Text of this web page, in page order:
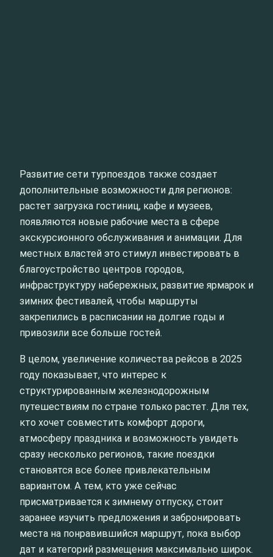
Развитие сети турпоездов также создает
дополнительные возможности для регионов:
растет загрузка гостиниц, кафе и музеев,
появляются новые рабочие места в сфере
экскурсионного обслуживания и анимации. Для
местных властей это стимул инвестировать в
благоустройство центров городов,
инфраструктуру набережных, развитие ярмарок и
зимних фестивалей, чтобы маршруты
закрепились в расписании на долгие годы и
привозили все больше гостей.
В целом, увеличение количества рейсов в 2025
году показывает, что интерес к
структурированным железнодорожным
путешествиям по стране только растет. Для тех,
кто хочет совместить комфорт дороги,
атмосферу праздника и возможность увидеть
сразу несколько регионов, такие поездки
становятся все более привлекательным
вариантом. А тем, кто уже сейчас
присматривается к зимнему отпуску, стоит
заранее изучить предложения и забронировать
места на понравившийся маршрут, пока выбор
дат и категорий размещения максимально широк.